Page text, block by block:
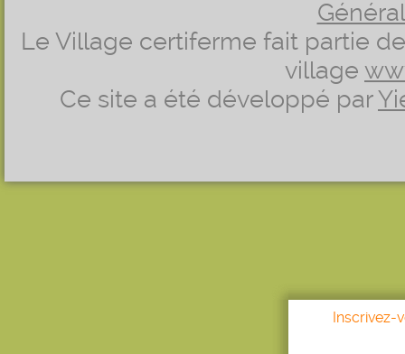
Le Village certiferme fait partie
village
Ce site a été développé par
Inscrivez-